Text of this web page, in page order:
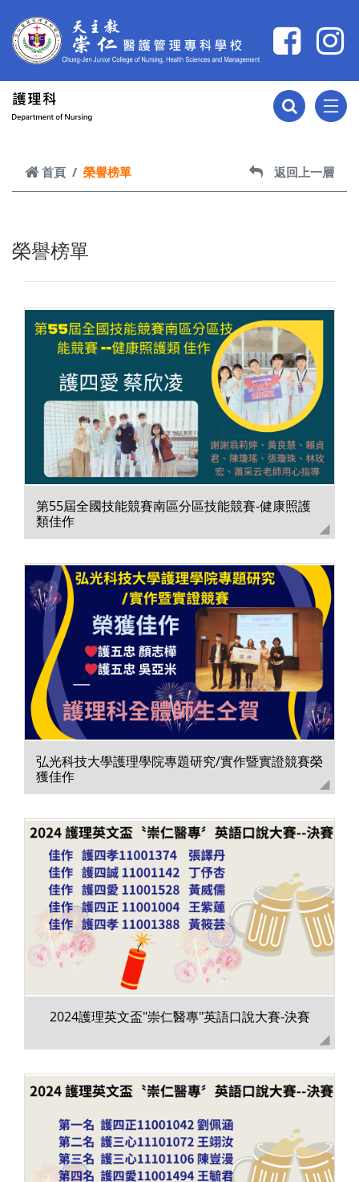
首頁 榮譽榜單 返回上一層
榮譽榜單
第55屆全國技能競賽南區分區技能競賽-健康照護
類佳作
弘光科技大學護理學院專題研究/實作暨實證競賽榮
獲佳作
2024護理英文盃"崇仁醫專"英語口說大賽-決賽